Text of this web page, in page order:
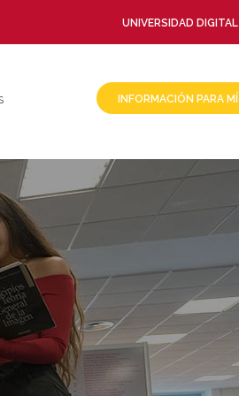
UNIVERSIDAD DIGITAL
INFORMACIÓN PARA MÍ